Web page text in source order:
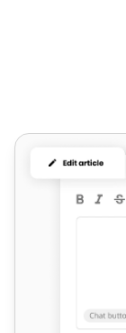
Editor